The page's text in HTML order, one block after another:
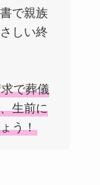
で親族
しい終
で葬儀
生前に
う！